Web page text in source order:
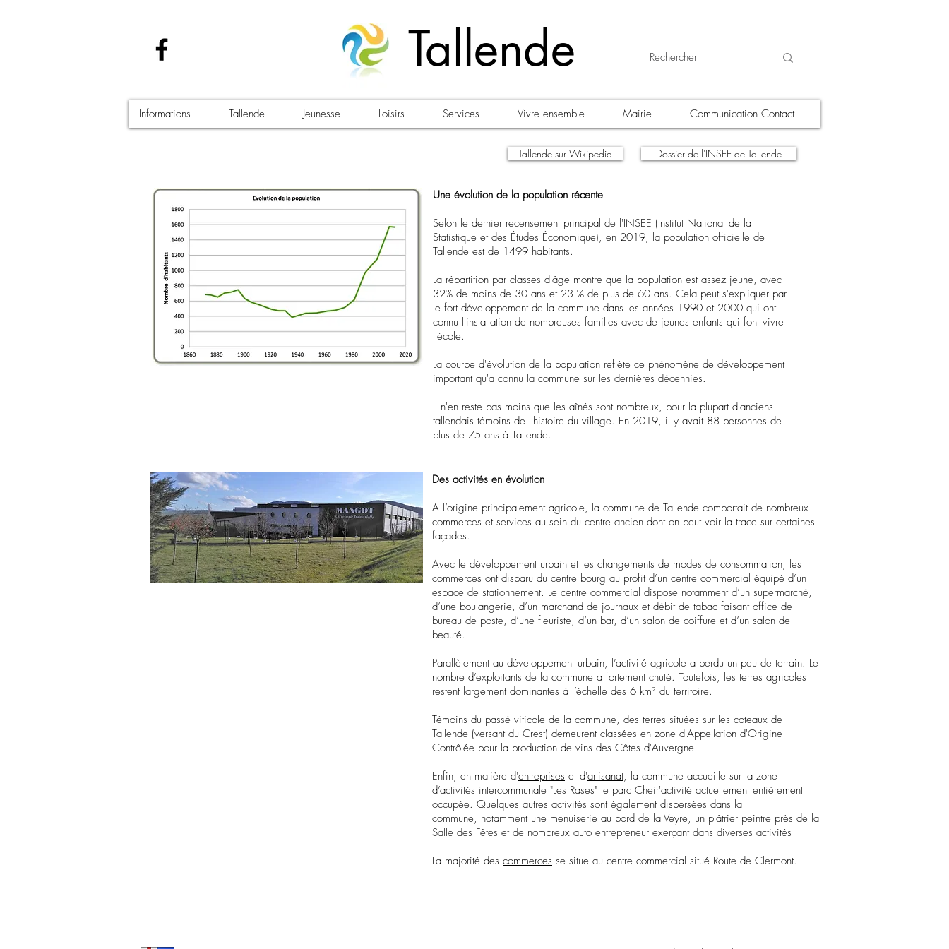
Tallende
Informations Tallende Jeunesse Loisirs Services Vivre ensemble Mairie Communication Contact
Tallende sur Wikipedia Dossier de l'INSEE de Tallende
Une évolution de la population récente
Selon le dernier recensement principal de l'INSEE (Institut National de la
Statistique et des Études Économique), en 2019, la population officielle de
Tallende est de 1499 habitants.
La répartition par classes d'âge montre que la population est assez jeune, avec
32% de moins de 30 ans et 23 % de plus de 60 ans. Cela peut s'expliquer par
le fort développement de la commune dans les années 1990 et 2000 qui ont
connu l'installation de nombreuses familles avec de jeunes enfants qui font vivre
l'école.
La courbe d'évolution de la population reflète ce phénomène de développement
important qu'a connu la commune sur les dernières décennies.
Il n'en reste pas moins que les aînés sont nombreux, pour la plupart d'anciens
tallendais témoins de l'histoire du village. En 2019, il y avait 88 personnes de
plus de 75 ans à Tallende.
Des activités en évolution
A l’origine principalement agricole, la commune de Tallende comportait de nombreux
commerces et services au sein du centre ancien dont on peut voir la trace sur certaines
façades.
Avec le développement urbain et les changements de modes de consommation, les
commerces ont disparu du centre bourg au profit d’un centre commercial équipé d’un
espace de stationnement. Le centre commercial dispose notamment d’un supermarché,
d’une boulangerie, d’un marchand de journaux et débit de tabac faisant office de
bureau de poste, d’une fleuriste, d’un bar, d’un salon de coiffure et d’un salon de
beauté.
Parallèlement au développement urbain, l’activité agricole a perdu un peu de terrain. Le
nombre d’exploitants de la commune a fortement chuté. Toutefois, les terres agricoles
restent largement dominantes à l’échelle des 6 km² du territoire.
Témoins du passé viticole de la commune, des terres situées sur les coteaux de
Tallende (versant du Crest) demeurent classées en zone d'Appellation d'Origine
Contrôlée pour la production de vins des Côtes d'Auvergne!
Enfin, en matière d'entreprises et d'artisanat, la commune accueille sur la zone
d’activités intercommunale "Les Rases" le parc Cheir'activité actuellement entièrement
occupée. Quelques autres activités sont également dispersées dans la
commune, notamment une menuiserie au bord de la Veyre, un plâtrier peintre près de la
Salle des Fêtes et de nombreux auto entrepreneur exerçant dans diverses activités
La majorité des commerces se situe au centre commercial situé Route de Clermont.